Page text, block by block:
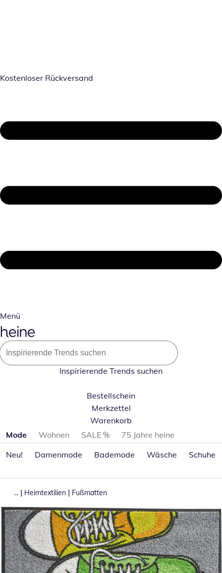
Kostenloser Rückversand
Menü
Inspirierende Trends suchen
Bestellschein
Merkzettel
Warenkorb
Produktkategorien überspringen
Mode Wohnen SALE %
75 Jahre heine
Neu!
Damenmode Bademode Wäsche Schuhe
... | Heimtextilien | Fußmatten